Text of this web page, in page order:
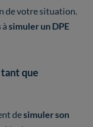
de votre situation.
àsimuler un DPE
que
desimuler son